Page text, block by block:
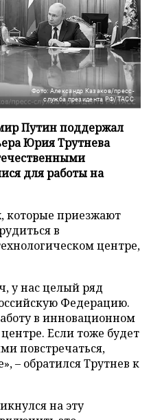
Фото: Александр Казаков/пресс-
служба президента РФ/ТАСС
Путин поддержал
Юрия Трутнева
для работы на
которые приезжают
в
центре,
у нас целый ряд
Федерацию.
в инновационном
Если тоже будет
повстречаться,
– обратился Трутнев к
на эту